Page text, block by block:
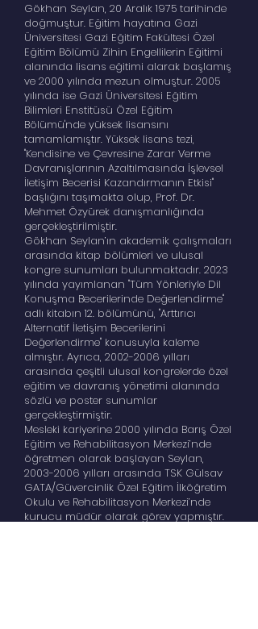
Gökhan Seylan, 20 Aralık 1975 tarihinde
doğmuştur. Eğitim hayatına Gazi
Üniversitesi Gazi Eğitim Fakültesi Özel
Eğitim Bölümü Zihin Engellilerin Eğitimi
alanında lisans eğitimi alarak başlamış
ve 2000 yılında mezun olmuştur. 2005
yılında ise Gazi Üniversitesi Eğitim
Bilimleri Enstitüsü Özel Eğitim
Bölümü'nde yüksek lisansını
tamamlamıştır. Yüksek lisans tezi,
"Kendisine ve Çevresine Zarar Verme
Davranışlarının Azaltılmasında İşlevsel
İletişim Becerisi Kazandırmanın Etkisi"
başlığını taşımakta olup, Prof. Dr.
Mehmet Özyürek danışmanlığında
gerçekleştirilmiştir.
Gökhan Seylan’ın akademik çalışmaları
arasında kitap bölümleri ve ulusal
kongre sunumları bulunmaktadır. 2023
yılında yayımlanan "Tüm Yönleriyle Dil
Konuşma Becerilerinde Değerlendirme"
adlı kitabın 12. bölümünü, "Arttırıcı
Alternatif İletişim Becerilerini
Değerlendirme" konusuyla kaleme
almıştır. Ayrıca, 2002-2006 yılları
arasında çeşitli ulusal kongrelerde özel
eğitim ve davranış yönetimi alanında
sözlü ve poster sunumlar
gerçekleştirmiştir.
Mesleki kariyerine 2000 yılında Barış Özel
Eğitim ve Rehabilitasyon Merkezi’nde
öğretmen olarak başlayan Seylan,
2003-2006 yılları arasında TSK Gülsav
GATA/Güvercinlik Özel Eğitim İlköğretim
Okulu ve Rehabilitasyon Merkezi’nde
kurucu müdür olarak görev yapmıştır.